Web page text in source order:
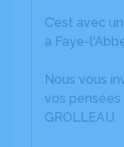
C’est avec
à Faye-
Nous vous
vos pensées
GROLLEAU.